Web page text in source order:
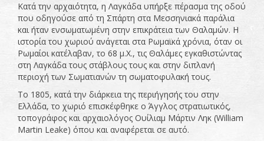
Κατά την αρχαιότητα, η Λαγκάδα υπήρξε πέρασμα της οδού
που οδηγούσε από τη Σπάρτη στα Μεσσηνιακά παράλια
και ήταν ενσωματωμένη στην επικράτεια των Θαλαμών. Η
ιστορία του χωριού ανάγεται στα Ρωμαϊκά χρόνια, όταν οι
Ρωμαίοι κατέλαβαν, το 68 μ.Χ., τις Θαλάμες εγκαθιστώντας
στη Λαγκάδα τους στάβλους τους και στην διπλανή
περιοχή των Σωματιανών τη σωματοφυλακή τους.
Το 1805, κατά την διάρκεια της περιήγησής του στην
Ελλάδα, το χωριό επισκέφθηκε ο Άγγλος στρατιωτικός,
τοπογράφος και αρχαιολόγος Ουίλιαμ Μάρτιν Ληκ (William
Martin Leake) όπου και αναφέρεται σε αυτό.